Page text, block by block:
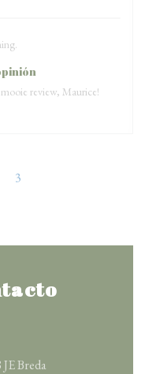
review, Maurice!
3
Breda